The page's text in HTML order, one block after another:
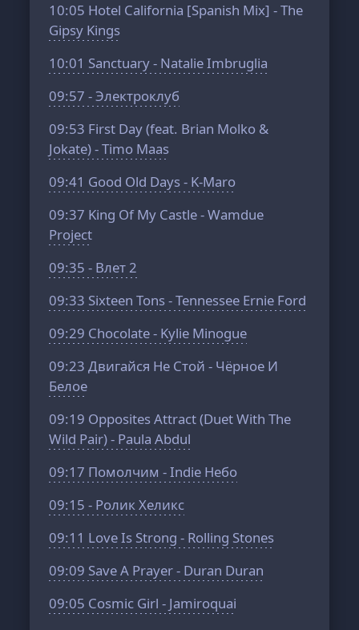
10:05 Hotel California [Spanish Mix] - The
Gipsy Kings
10:01 Sanctuary - Natalie Imbruglia
09:57 - Электроклуб
09:53 First Day (feat. Brian Molko &
Jokate) - Timo Maas
09:41 Good Old Days - K-Maro
09:37 King Of My Castle - Wamdue
Project
09:35 - Влет 2
09:33 Sixteen Tons - Tennessee Ernie Ford
09:29 Chocolate - Kylie Minogue
09:23 Двигайся Не Стой - Чёрное И
Белое
09:19 Opposites Attract (Duet With The
Wild Pair) - Paula Abdul
09:17 Помолчим - Indie Небо
09:15 - Ролик Хеликс
09:11 Love Is Strong - Rolling Stones
09:09 Save A Prayer - Duran Duran
09:05 Cosmic Girl - Jamiroquai